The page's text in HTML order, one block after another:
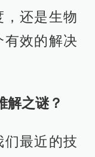
，还是生物
有效的解决
解之谜？
最近的技